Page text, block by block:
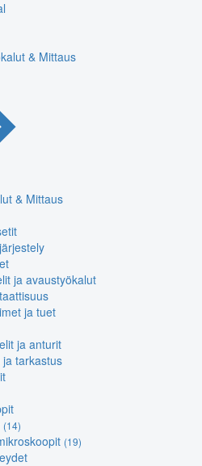
& Mittaus
& Mittaus
ja avaustyökalut
ja tuet
ja anturit
tarkastus
(14)
(19)